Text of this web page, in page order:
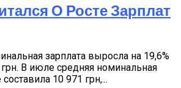
О Росте Зарплат
зарплата выросла на 19,6%
В июле средняя номинальная
10 971 грн,...